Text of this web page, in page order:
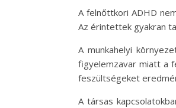
A felnőttkori ADHD
Az érintettek gyakran
A munkahelyi
figyelemzavar miatt a
feszültségeket
A társas